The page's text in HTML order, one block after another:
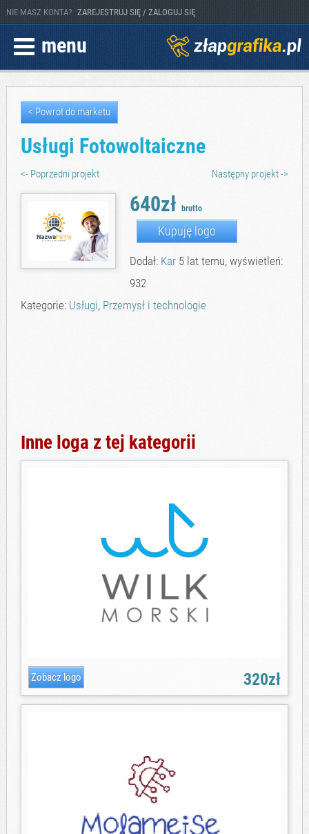
NIE MASZ KONTA? ZAREJESTRUJ SIĘ / ZALOGUJ SIĘ
menu
< Powrót do marketu
Usługi Fotowoltaiczne
<- Poprzedni projekt Następny projekt ->
640złbrutto
Kupuję logo
Dodał: Kar 5 lat temu, wyświetleń:
932
Kategorie: Usługi, Przemysł i technologie
Inne loga z tej kategorii
320zł